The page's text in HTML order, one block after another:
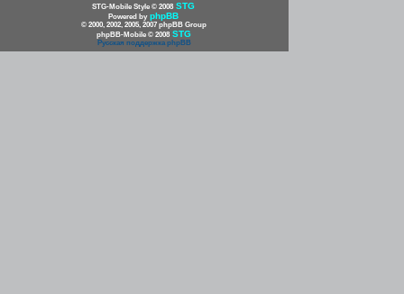
STG-Mobile Style © 2008 STG
Powered by phpBB
© 2000, 2002, 2005, 2007 phpBB Group
phpBB-Mobile © 2008 STG
Русская поддержка phpBB